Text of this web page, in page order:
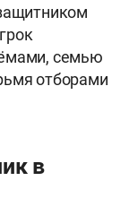
семью
отборами
в